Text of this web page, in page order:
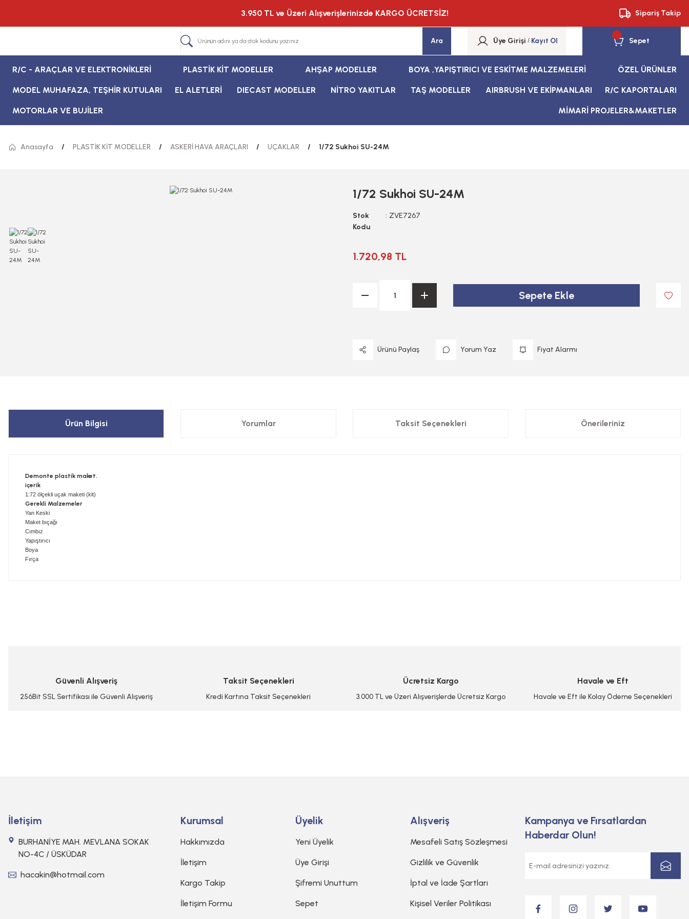
3.950 TL ve Üzeri Alışverişlerinizde KARGO ÜCRETSİZ! Sipariş Takip
Ara Üye Girişi / Kayıt Ol Sepet
R/C - ARAÇLAR VE ELEKTRONİKLERİ PLASTİK KİT MODELLER AHŞAP MODELLER BOYA ,YAPIŞTIRICI VE ESKİTME MALZEMELERİ ÖZEL ÜRÜNLER
MODEL MUHAFAZA, TEŞHİR KUTULARI EL ALETLERİ DIECAST MODELLER NİTRO YAKITLAR TAŞ MODELLER AIRBRUSH VE EKİPMANLARI R/C KAPORTALARI
MOTORLAR VE BUJİLER MİMARİ PROJELER&MAKETLER
Anasayfa PLASTİK KİT MODELLER ASKERİ HAVA ARAÇLARI UÇAKLAR 1/72 Sukhoi SU-24M
1/72 Sukhoi SU-24M
Stok
Kodu
ZVE7267
1.720,98 TL
Sepete Ekle
Ürünü Paylaş Yorum Yaz Fiyat Alarmı
Ürün Bilgisi Yorumlar Taksit Seçenekleri Önerileriniz
Demonte plastik maket.
içerik
1:72 ölçekli uçak maketi (kit)
Gerekli Malzemeler
Yan Keski
Maket bıçağı
Cımbız
Yapıştırıcı
Boya
Fırça
Ürün fiyatı diğer sitelerden daha pahalı.
Bu ürüne benzer farklı alternatifler olmalı.
Güvenli Alışveriş
256Bit SSL Sertifikası ile Güvenli Alışveriş
Taksit Seçenekleri
Kredi Kartına Taksit Seçenekleri
Ücretsiz Kargo
3.000 TL ve Üzeri Alışverişlerde Ücretsiz Kargo
Havale ve Eft
Havale ve Eft ile Kolay Ödeme Seçenekleri
İletişim
BURHANİYE MAH. MEVLANA SOKAK
NO-4C / ÜSKÜDAR
hacakin@hotmail.com
Kurumsal
Hakkımızda
İletişim
Kargo Takip
İletişim Formu
Üyelik
Yeni Üyelik
Üye Girişi
Şifremi Unuttum
Sepet
Alışveriş
Mesafeli Satış Sözleşmesi
Gizlilik ve Güvenlik
İptal ve İade Şartları
Kişisel Veriler Politikası
Kampanya ve Fırsatlardan
Haberdar Olun!